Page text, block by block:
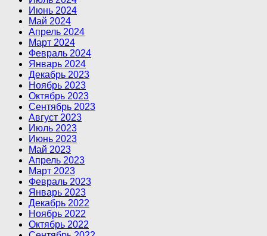
Июнь 2024
Май 2024
Апрель 2024
Март 2024
Февраль 2024
Январь 2024
Декабрь 2023
Ноябрь 2023
Октябрь 2023
Сентябрь 2023
Август 2023
Июль 2023
Июнь 2023
Май 2023
Апрель 2023
Март 2023
Февраль 2023
Январь 2023
Декабрь 2022
Ноябрь 2022
Октябрь 2022